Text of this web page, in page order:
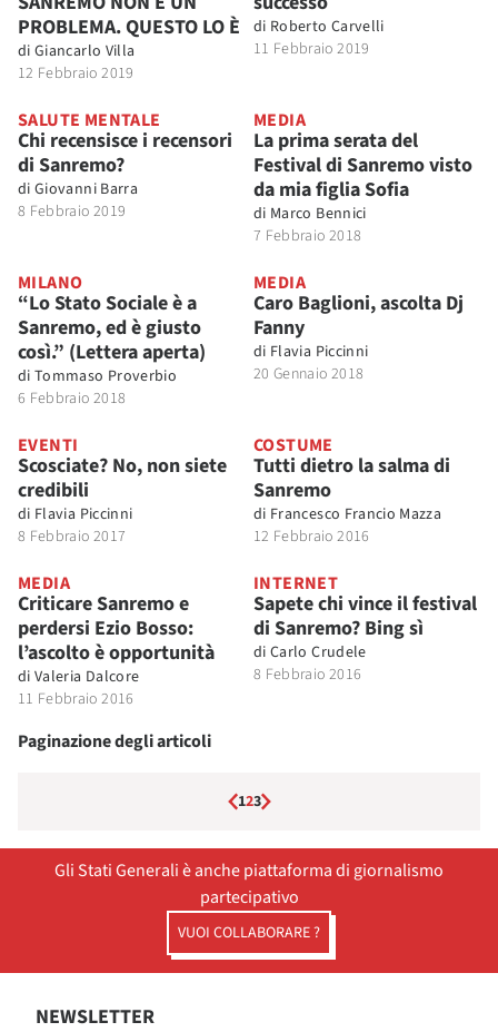
PROBLEMA. QUESTO LO È
di Giancarlo Villa
12 Febbraio 2019
di Roberto Carvelli
11 Febbraio 2019
SALUTE MENTALE
Chi recensisce i recensori
di Sanremo?
di Giovanni Barra
8 Febbraio 2019
MEDIA
La prima serata del
Festival di Sanremo visto
da mia figlia Sofia
di Marco Bennici
7 Febbraio 2018
MILANO
“Lo Stato Sociale è a
Sanremo, ed è giusto
così.” (Lettera aperta)
di Tommaso Proverbio
6 Febbraio 2018
MEDIA
Caro Baglioni, ascolta Dj
Fanny
di Flavia Piccinni
20 Gennaio 2018
EVENTI
Scosciate? No, non siete
credibili
di Flavia Piccinni
8 Febbraio 2017
COSTUME
Tutti dietro la salma di
Sanremo
di Francesco Francio Mazza
12 Febbraio 2016
MEDIA
Criticare Sanremo e
perdersi Ezio Bosso:
l’ascolto è opportunità
di Valeria Dalcore
11 Febbraio 2016
INTERNET
Sapete chi vince il festival
di Sanremo? Bing sì
di Carlo Crudele
8 Febbraio 2016
Paginazione degli articoli
123
Gli Stati Generali è anche piattaforma di giornalismo
partecipativo
VUOI COLLABORARE ?
NEWSLETTER